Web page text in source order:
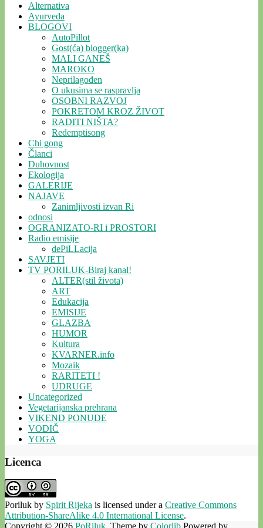
Alternativa
Ayurveda
BLOGOVI
AutoPillot
Gost(ća) blogger(ka)
MALI GANEŠ
MAROKO
Neprilagođen
O ukusima se raspravlja
OSOBNI RAZVOJ
POKRETOM KROZ ŽIVOT
RADITI NIŠTA?
Redemptisong
Chi gong
Članci
Duhovnost
Ekologija
GALERIJE
NAJAVE
Zanimljivosti izvan Ri
odnosi
OGRANIZATO-RI i PROSTORI
Radio emisije
dePiLLacija
SAVJETI
TV PORILUK-Biraj kanal!
ALTER(stil života)
ART
Edukacija
EMISIJE
GLAZBA
HUMOR
Kultura
KVARNER.info
Mozaik
RARITETI !
UDRUGE
Uncategorized
Vegetarijanska prehrana
VIKEND PONUDE
VODIČ
YOGA
Licenca
Poriluk by Spirit Rijeka is licensed under a Creative Commons
Attribution-ShareAlike 4.0 International License.